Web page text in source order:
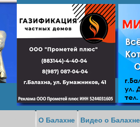
О Балахне Видео о